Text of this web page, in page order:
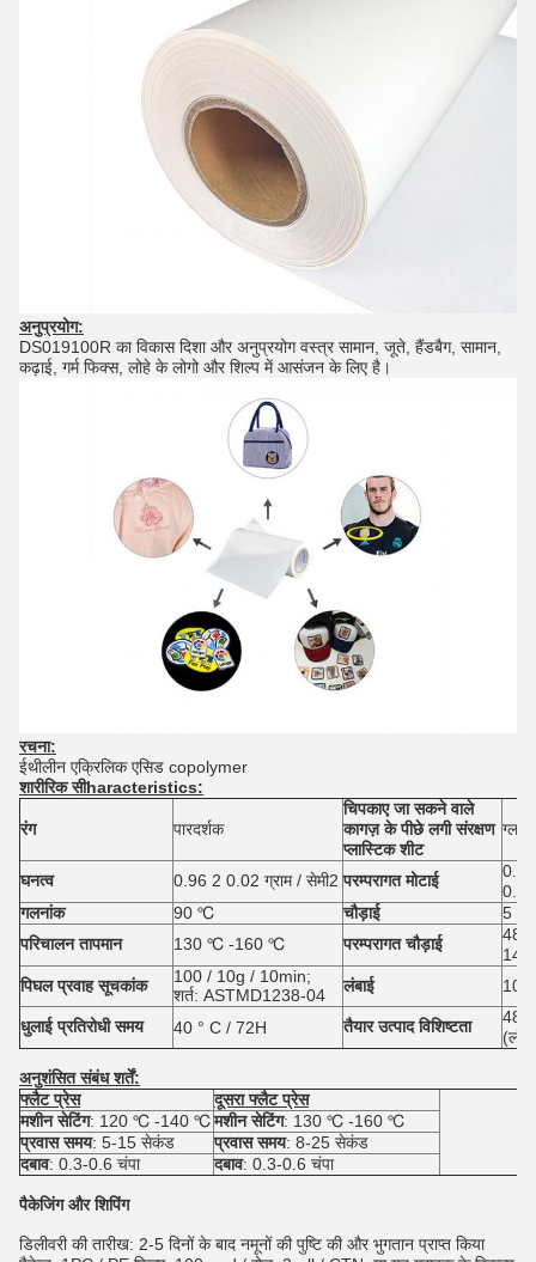
अनुप्रयोग:
DS019100R का विकास दिशा और अनुप्रयोग वस्त्र सामान, जूते, हैंडबैग, सामान,
कढ़ाई, गर्म फिक्स, लोहे के लोगो और शिल्प में आसंजन के लिए है।
रचना:
ईथीलीन एक्रिलिक एसिड copolymer
शारीरिकसीharacteristics:
रंग पारदर्शक
चिपकाए जा सकने वाले
कागज़ के पीछे लगी संरक्षण
प्लास्टिक शीट
घनत्व 0.96 2 0.02 ग्राम / सेमी2 परम्परागत मोटाई
0.05
0.12
गलनांक
90 ℃ चौड़ाई
5
परिचालन तापमान
130 ℃ -160 ℃ परम्परागत चौड़ाई
480
पिघल प्रवाह सूचकांक
100 / 10g / 10min;
शर्त: ASTMD1238-04
लंबाई 100
धुलाई प्रतिरोधी समय 40 ° C / 72H तैयार उत्पाद विशिष्टता
480
अनुशंसित संबंध शर्तें:
फ्लैट प्रेस
दूसरा फ्लैट प्रेस
मशीन सेटिंग: 120 ℃ -140 ℃मशीन सेटिंग: 130 ℃ -160 ℃
प्रवास समय: 5-15 सेकंड प्रवास समय: 8-25 सेकंड
दबाव: 0.3-0.6 चंपा दबाव: 0.3-0.6 चंपा
पैकेजिंग और शिपिंग
डिलीवरी की तारीख: 2-5 दिनों के बाद नमूनों की पुष्टि की और भुगतान प्राप्त किया